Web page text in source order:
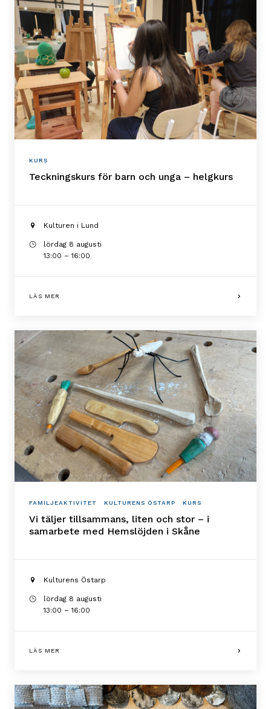
KURS
Teckningskurs för barn och unga – helgkurs
Kulturen i Lund
lördag 8 augusti
13:00 – 16:00
LÄS MER
FAMILJEAKTIVITET KULTURENS ÖSTARP KURS
Vi täljer tillsammans, liten och stor – i
samarbete med Hemslöjden i Skåne
Kulturens Östarp
lördag 8 augusti
13:00 – 16:00
LÄS MER